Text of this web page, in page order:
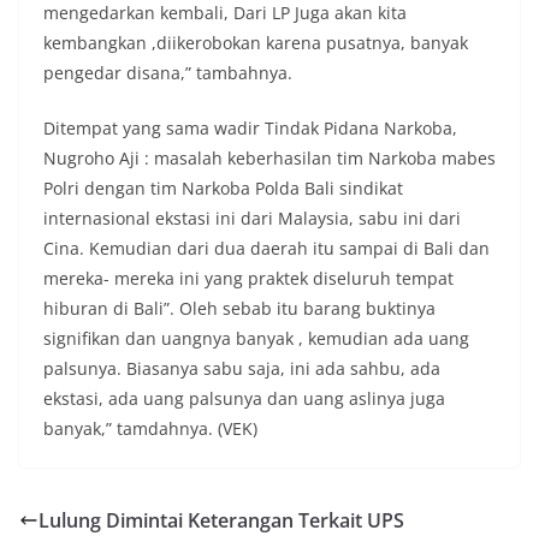
mengedarkan kembali, Dari LP Juga akan kita
kembangkan ,diikerobokan karena pusatnya, banyak
pengedar disana,” tambahnya.
Ditempat yang sama wadir Tindak Pidana Narkoba,
Nugroho Aji : masalah keberhasilan tim Narkoba mabes
Polri dengan tim Narkoba Polda Bali sindikat
internasional ekstasi ini dari Malaysia, sabu ini dari
Cina. Kemudian dari dua daerah itu sampai di Bali dan
mereka- mereka ini yang praktek diseluruh tempat
hiburan di Bali”. Oleh sebab itu barang buktinya
signifikan dan uangnya banyak , kemudian ada uang
palsunya. Biasanya sabu saja, ini ada sahbu, ada
ekstasi, ada uang palsunya dan uang aslinya juga
banyak,” tamdahnya. (VEK)
Lulung Dimintai Keterangan Terkait UPS